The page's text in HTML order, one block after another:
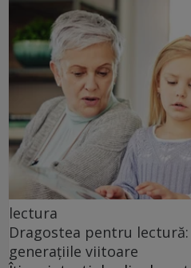
lectura
Dragostea pentru
generațiile viitoare